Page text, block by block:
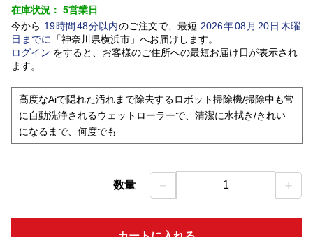
在庫状況： 5営業日
今から 19時間 48分以内のご注文で、最短 2026年08 月 20日木曜
日 までに 「神奈川県横浜市」 へお届けします。
ログイン をすると、お客様のご住所への最短お届け日が表示され
ます。
高度なAiで隠れた汚れまで除去するロボット掃除機/掃除中も常
に自動洗浄されるウェットローラーで、清潔に水拭き/きれい
になるまで、何度でも
数量 － 1 ＋